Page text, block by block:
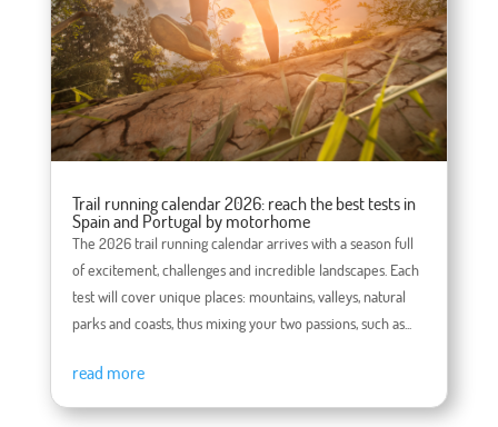
Trail running calendar 2026: reach the best tests in
Spain and Portugal by motorhome
The 2026 trail running calendar arrives with a season full
of excitement, challenges and incredible landscapes. Each
test will cover unique places: mountains, valleys, natural
parks and coasts, thus mixing your two passions, such as...
read more